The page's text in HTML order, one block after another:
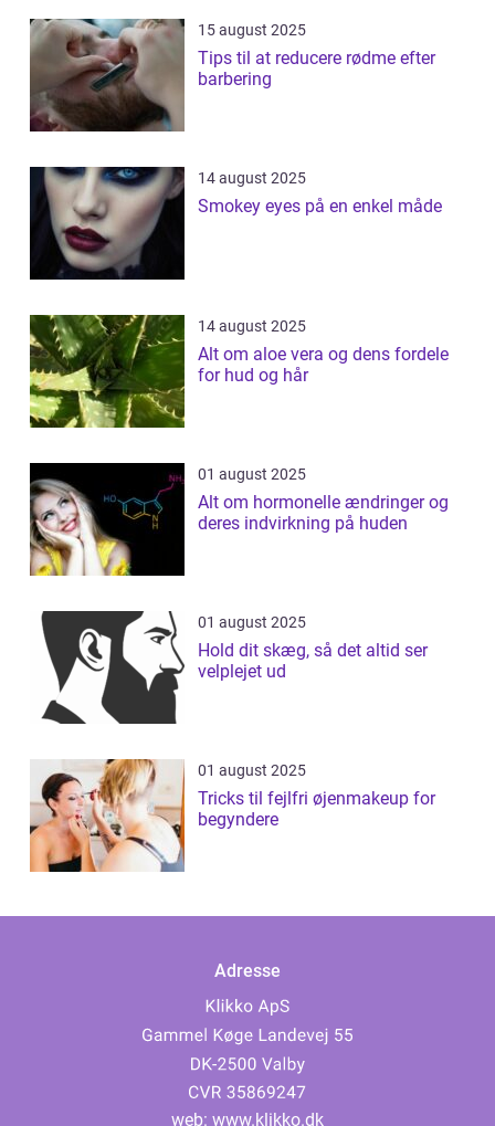
15 august 2025
Tips til at reducere rødme efter
barbering
14 august 2025
Smokey eyes på en enkel måde
14 august 2025
Alt om aloe vera og dens fordele
for hud og hår
01 august 2025
Alt om hormonelle ændringer og
deres indvirkning på huden
01 august 2025
Hold dit skæg, så det altid ser
velplejet ud
01 august 2025
Tricks til fejlfri øjenmakeup for
begyndere
Adresse
web: www.klikko.dk